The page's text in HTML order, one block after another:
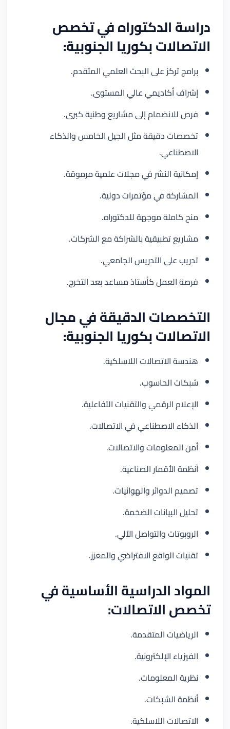
دراسة الدكتوراه في تخصص
الاتصالات بكوريا الجنوبية:
برامج تركز على البحث العلمي المتقدم.
إشراف أكاديمي عالي المستوى.
فرص للانضمام إلى مشاريع وطنية كبرى.
تخصصات دقيقة مثل الجيل الخامس والذكاء
الاصطناعي.
إمكانية النشر في مجلات علمية مرموقة.
المشاركة في مؤتمرات دولية.
منح كاملة موجهة للدكتوراه.
مشاريع تطبيقية بالشراكة مع الشركات.
تدريب على التدريس الجامعي.
فرصة العمل كأستاذ مساعد بعد التخرج.
التخصصات الدقيقة في مجال
الاتصالات بكوريا الجنوبية:
هندسة الاتصالات اللاسلكية.
شبكات الحاسوب.
الإعلام الرقمي والتقنيات التفاعلية.
الذكاء الاصطناعي في الاتصالات.
أمن المعلومات والاتصالات.
أنظمة الأقمار الصناعية.
تصميم الدوائر والهوائيات.
تحليل البيانات الضخمة.
الروبوتات والتواصل الآلي.
تقنيات الواقع الافتراضي والمعزز.
المواد الدراسية الأساسية في
تخصص الاتصالات:
الرياضيات المتقدمة.
الفيزياء الإلكترونية.
نظرية المعلومات.
أنظمة الشبكات.
الاتصالات اللاسلكية.